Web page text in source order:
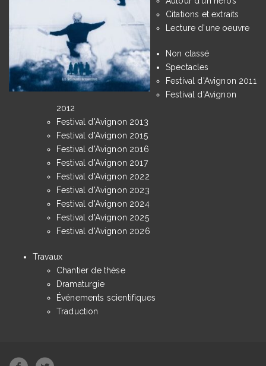
Citations et extraits
Lecture d'une oeuvre
Non classé
Spectacles
Festival d'Avignon 2011
Festival d'Avignon
2012
Festival d'Avignon 2013
Festival d'Avignon 2015
Festival d'Avignon 2016
Festival d'Avignon 2017
Festival d'Avignon 2022
Festival d'Avignon 2023
Festival d'Avignon 2024
Festival d'Avignon 2025
Festival d'Avignon 2026
Travaux
Chantier de thèse
Dramaturgie
Événements scientifiques
Traduction